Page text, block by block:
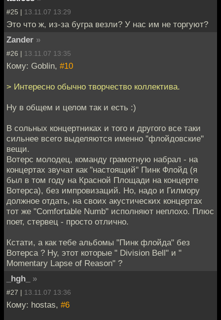
#25 | 13.11.07 13:29
Это что ж, из-за бугра везли? У нас им не торгуют?
Zander »
#26 | 13.11.07 13:35
Кому: Goblin, #10
> Интересно обычно творчество коллектива.
Ну в общем и целом так и есть :)
В сольных концертниках и того и другого все таки
сильнее всего выделяются именно "флойдовские"
вещи.
Вотерс молодец, команду грамотную набрал - на
концертах звучат как "настоящий" Пинк Флойд (я
был в том году на Красной Площади на концерте
Вотерса), без импровизаций. Но, надо и Гилмору
должное отдать, на своих акустических концертах
тот же "Comfortable Numb" исполняют неплохо. Плюс
поет, стервец - просто отлично.
Кстати, а как тебе альбомы "Пинк флойда" без
Вотерса ? Ну, этот которые " Division Bell" и "
Momentary Lapse of Reason" ?
_hgh_
»
#27 | 13.11.07 13:36
Кому: hostas, #6